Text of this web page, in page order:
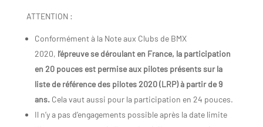
ATTENTION :
Conformément à la Note aux Clubs de BMX
2020, l’épreuve se déroulant en France, la participation
en 20 pouces est permise aux pilotes présents sur la
liste de référence des pilotes 2020 (LRP) à partir de 9
ans.Cela vaut aussi pour la participation en 24 pouces.
Il n’y a pas d’engagements possible après la date limite